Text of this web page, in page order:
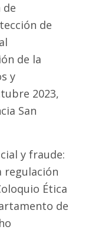
de
de la
y
2023,
San
y fraude:
regulación
Ética
de